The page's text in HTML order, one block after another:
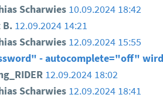
Scharwies 10.09.2024 18:42
12.09.2024 14:21
Scharwies 12.09.2024 15:55
- autocomplete="off"
12.09.2024 18:02
Scharwies 12.09.2024 18:41